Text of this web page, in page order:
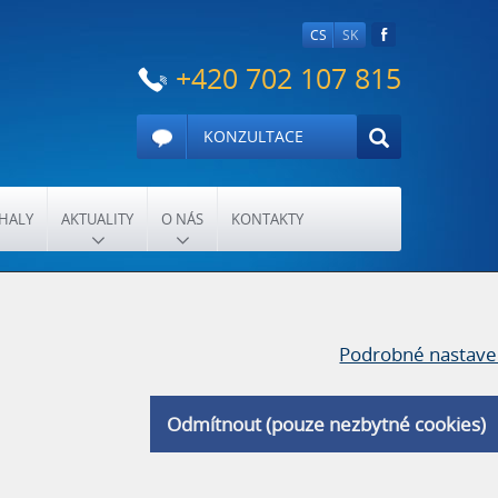
CS SK
+420 702 107 815
KONZULTACE
AKTUALITY O NÁS KONTAKTY
Podrobné
Odmítnout (pouze nezbytné cookies)